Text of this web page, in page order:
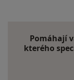
Pomáhají
kterého